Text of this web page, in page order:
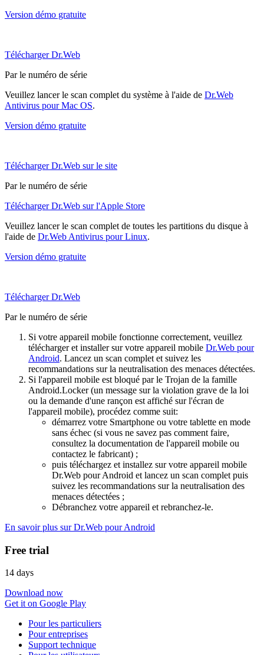
Version démo gratuite
Télécharger Dr.Web
Par le numéro de série
Veuillez lancer le scan complet du système à l'aide de Dr.Web
Antivirus pour Mac OS.
Version démo gratuite
Télécharger Dr.Web sur le site
Par le numéro de série
Télécharger Dr.Web sur l'Apple Store
Veuillez lancer le scan complet de toutes les partitions du disque à
l'aide de Dr.Web Antivirus pour Linux.
Version démo gratuite
Télécharger Dr.Web
Par le numéro de série
Si votre appareil mobile fonctionne correctement, veuillez
télécharger et installer sur votre appareil mobile Dr.Web pour
Android. Lancez un scan complet et suivez les
recommandations sur la neutralisation des menaces détectées.
Si l'appareil mobile est bloqué par le Trojan de la famille
Android.Locker (un message sur la violation grave de la loi
ou la demande d'une rançon est affiché sur l'écran de
l'appareil mobile), procédez comme suit:
démarrez votre Smartphone ou votre tablette en mode
sans échec (si vous ne savez pas comment faire,
consultez la documentation de l'appareil mobile ou
contactez le fabricant) ;
puis téléchargez et installez sur votre appareil mobile
Dr.Web pour Android et lancez un scan complet puis
suivez les recommandations sur la neutralisation des
menaces détectées ;
Débranchez votre appareil et rebranchez-le.
En savoir plus sur Dr.Web pour Android
Free trial
14 days
Download now
Get it on Google Play
Pour les particuliers
Pour entreprises
Support technique